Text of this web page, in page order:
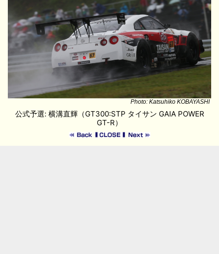
Photo: Katsuhiko KOBAYASHI
公式予選: 横溝直輝（GT300:STP タイサン GAIA POWER
GT-R）